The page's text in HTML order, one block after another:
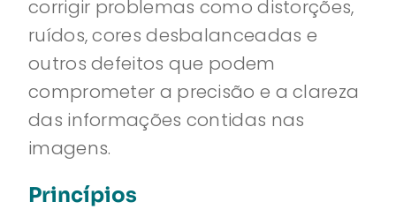
corrigir problemas como distorções,
ruídos, cores desbalanceadas e
outros defeitos que podem
comprometer a precisão e a clareza
das informações contidas nas
imagens.
Princípios